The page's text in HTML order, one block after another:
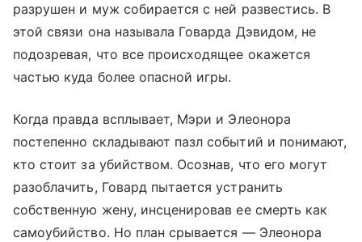
разрушен и муж собирается с ней развестись. В
этой связи она называла Говарда Дэвидом, не
подозревая, что все происходящее окажется
частью куда более опасной игры.
Когда правда всплывает, Мэри и Элеонора
постепенно складывают пазл событий и понимают,
кто стоит за убийством. Осознав, что его могут
разоблачить, Говард пытается устранить
собственную жену, инсценировав ее смерть как
самоубийство. Но план срывается — Элеонора